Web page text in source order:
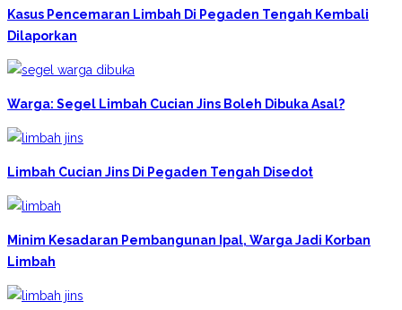
Kasus Pencemaran Limbah Di Pegaden Tengah Kembali
Dilaporkan
Warga: Segel Limbah Cucian Jins Boleh Dibuka Asal?
Limbah Cucian Jins Di Pegaden Tengah Disedot
Minim Kesadaran Pembangunan Ipal, Warga Jadi Korban
Limbah